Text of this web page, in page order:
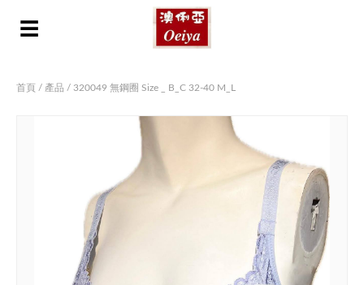
☰
首頁 / 產品 / 320049 無鋼圈 Size _ B_C 32-40 M_L